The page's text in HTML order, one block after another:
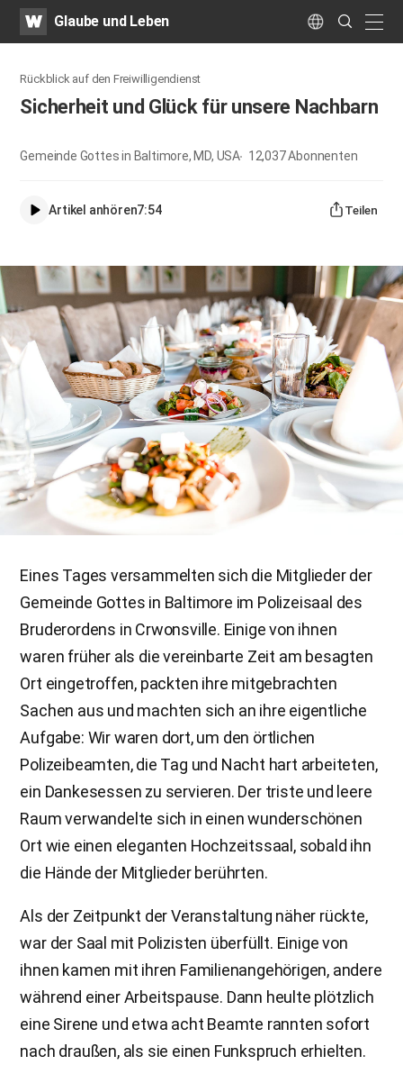
WATVGlaube und Leben Language
Search
Submit
Rückblick auf den Freiwilligendienst
Sicherheit und Glück für unsere Nachbarn
Gemeinde Gottes in Baltimore, MD, USA 12,037Abonnenten
Artikel anhören7:54 Teilen
Eines Tages versammelten sich die Mitglieder der
Gemeinde Gottes in Baltimore im Polizeisaal des
Bruderordens in Crwonsville. Einige von ihnen
waren früher als die vereinbarte Zeit am besagten
Ort eingetroffen, packten ihre mitgebrachten
Sachen aus und machten sich an ihre eigentliche
Aufgabe: Wir waren dort, um den örtlichen
Polizeibeamten, die Tag und Nacht hart arbeiteten,
ein Dankesessen zu servieren. Der triste und leere
Raum verwandelte sich in einen wunderschönen
Ort wie einen eleganten Hochzeitssaal, sobald ihn
die Hände der Mitglieder berührten.
Als der Zeitpunkt der Veranstaltung näher rückte,
war der Saal mit Polizisten überfüllt. Einige von
ihnen kamen mit ihren Familienangehörigen, andere
während einer Arbeitspause. Dann heulte plötzlich
eine Sirene und etwa acht Beamte rannten sofort
nach draußen, als sie einen Funkspruch erhielten.